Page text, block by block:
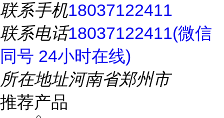
联系手机18037122411
联系电话18037122411(微信
同号 24小时在线)
所在地址河南省郑州市
推荐产品